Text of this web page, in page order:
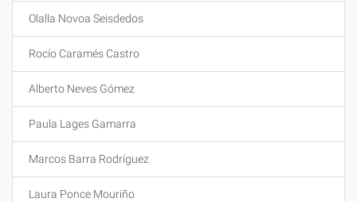
Olalla Novoa Seisdedos
Rocío Caramés Castro
Alberto Neves Gómez
Paula Lages Gamarra
Marcos Barra Rodríguez
Laura Ponce Mouriño